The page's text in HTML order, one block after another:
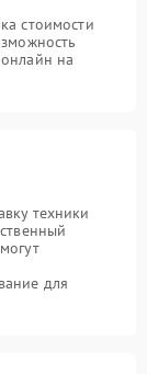
стоимости
на
техники
для